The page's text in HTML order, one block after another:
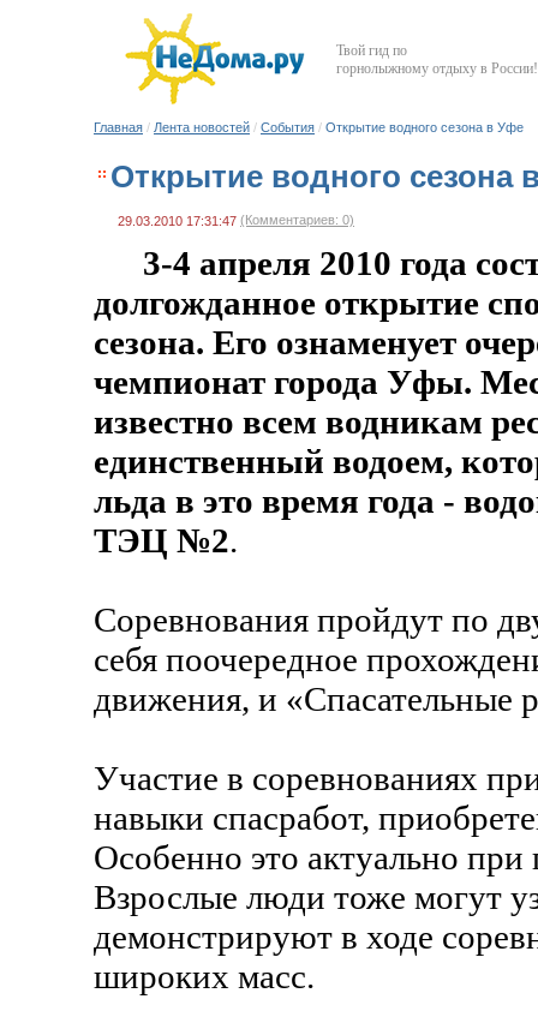
Твой гид по
горнолыжному отдыху в России!
Главная / Лента новостей / События / Открытие водного сезона в Уфе
Открытие водного сезона
29.03.2010 17:31:47 (Комментариев: 0)
3-4 апреля 2010 года
долгожданное открытие
сезона. Его ознаменует
чемпионат города Уфы.
известно всем водникам
единственный водоем,
льда в это время года -
ТЭЦ №2.
Соревнования пройдут по
себя поочередное
движения, и «Спасательные
Участие в соревнованиях
навыки спасработ,
Особенно это актуально
Взрослые люди тоже могут
демонстрируют в ходе
широких масс.